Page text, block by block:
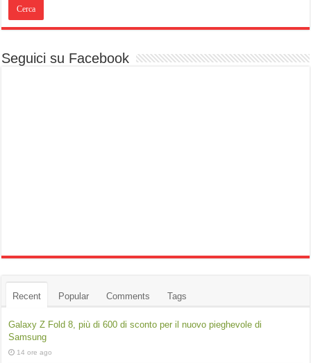
Seguici su Facebook
Recent Popular Comments Tags
Galaxy Z Fold 8, più di 600 di sconto per il nuovo pieghevole di
Samsung
14 ore ago